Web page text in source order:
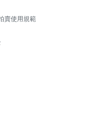
賣使用規範